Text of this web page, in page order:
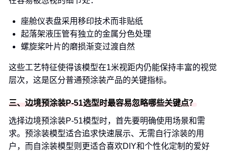
座舱仪表盘采用移印技术而非贴纸
起落架液压管有独立的金属分色处理
螺旋桨叶片的磨损渐变过渡自然
这些工艺特征使得该模型在1米视距内仍能保持丰富的视觉
层次，这是区分普通预涂装产品的关键指标。
三、边境预涂装P-51选型时最容易忽略哪些关键点？
选择边境预涂装P-51模型时，首先要明确使用场景和需
求。预涂装模型适合追求快速展示、无需自行涂装的用
户，而自涂装模型则更适合喜欢DIY和个性化定制的爱好